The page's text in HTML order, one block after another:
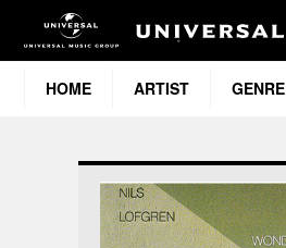
HOME ARTIST GENRE